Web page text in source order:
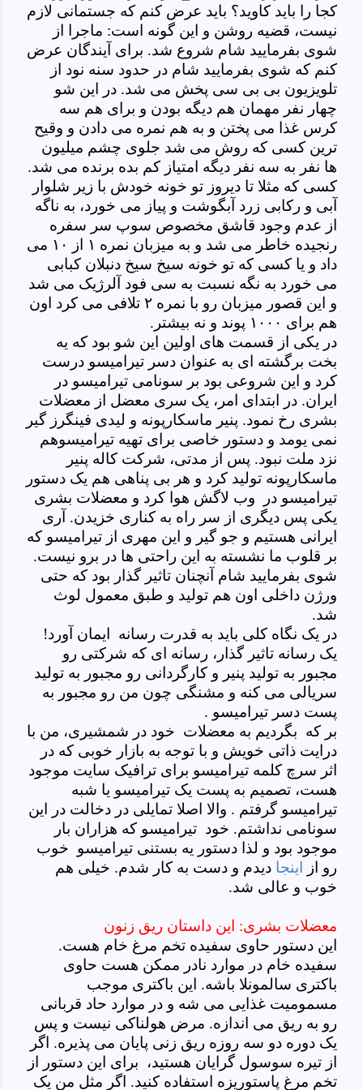
کجا را باید کاوید؟ باید عرض کنم که جستمانی لازم
نیست، قضیه روشن و این گونه است: ماجرا از
شوی بفرمایید شام شروع شد. برای آیندگان عرض
کنم که شوی بفرمایید شام در حدود سنه نود از
تلویزیون بی بی سی پخش می شد. در این شو
چهار نفر مهمان هم دیگه بودن و برای هم سه
کرس غذا می پختن و به هم نمره می دادن و وقیح
ترین کسی که روش می شد جلوی چشم میلیون
ها نفر به سه نفر دیگه امتیاز کم بده برنده می شد.
کسی که مثلا تا دیروز تو خونه خودش با زیر شلوار
آبی و رکابی زرد آبگوشت و پیاز می خورد، به ناگه
از عدم وجود قاشق مخصوص سوپ سر سفره
رنجیده خاطر می شد و به میزبان نمره ۱ از ۱۰ می
داد و یا کسی که تو خونه سیخ سیخ دنبلان کبابی
می خورد به نگه نسبت به سی فود آلرژیک می شد
و این قصور میزبان رو با نمره ۲ تلافی می کرد اون
هم برای ۱۰۰۰ پوند و نه بیشتر.
در یکی از قسمت های اولین این شو بود که یه
بخت برگشته ای به عنوان دسر تیرامیسو درست
کرد و این شروعی بود بر سونامی تیرامیسو در
ایران. در ابتدای امر، یک سری معضل از معضلات
بشری رخ نمود. پنیر ماسکارپونه و لیدی فینگرز گیر
نمی یومد و دستور خاصی برای تهیه تیرامیسوهم
نزد ملت نبود. پس از مدتی، شرکت کاله پنیر
ماسکارپونه تولید کرد و هر بی پناهی هم یک دستور
تیرامیسو در وب لاگش هوا کرد و معضلات بشری
یکی پس دیگری از سر راه به کناری خزیدن. آری
ایرانی هستیم و جو گیر و این مهری از تیرامیسو که
بر قلوب ما نشسته به این راحتی ها در برو نیست.
شوی بفرمایید شام آنچنان تاثیر گذار بود که حتی
ورژن داخلی اون هم تولید و طبق معمول لوث
شد.
در یک نگاه کلی باید به قدرت رسانه ایمان آورد!
یک رسانه تاثیر گذار، رسانه ای که شرکتی رو
مجبور به تولید پنیر و کارگردانی رو مجبور به تولید
سریالی می کنه و مشنگی چون من رو مجبور به
پست دسر تیرامیسو .
بر که بگردیم به معضلات خود در شمشیری، من با
درایت ذاتی خویش و با توجه به بازار خوبی که در
اثر سرچ کلمه تیرامیسو برای ترافیک سایت موجود
هست، تصمیم به پست یک تیرامیسو یا شبه
تیرامیسو گرفتم . والا اصلا تمایلی در دخالت در این
سونامی نداشتم. خود تیرامیسو که هزاران بار
موجود بود و لذا دستور یه بستنی تیرامیسو خوب
رو از اینجا دیدم و دست به کار شدم. خیلی هم
خوب و عالی شد.
معضلات بشری: این داستان ریق زنون
این دستور حاوی سفیده تخم مرغ خام هست.
سفیده خام در موارد نادر ممکن هست حاوی
باکتری سالمونلا باشه. این باکتری موجب
مسمومیت غذایی می شه و در موارد حاد قربانی
رو به ریق می اندازه. مرض هولناکی نیست و پس
یک دوره دو سه روزه ریق زنی پایان می پذیره. اگر
از تیره سوسول گرایان هستید، برای این دستور از
تخم مرغ پاستوریزه استفاده کنید. اگر مثل من یک